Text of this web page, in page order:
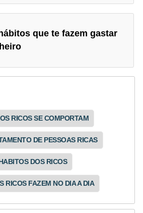
que te fazem gastar
RICOS SE COMPORTAM
DE PESSOAS RICAS
DOS RICOS
RICOS FAZEM NO DIA A DIA